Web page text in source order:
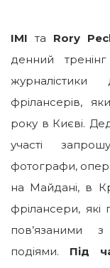
IMI та Rory
денний
журналістики
фрілансерів,
року в Києві.
участі
фотографи,
на Майдані, в
фрілансери,
пов’язаними
подіями. Під